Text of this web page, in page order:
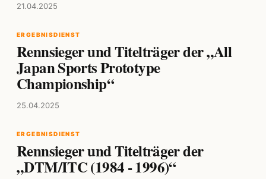
21.04.2025
ERGEBNISDIENST
Rennsieger und Titelträger der „All
Japan Sports Prototype
Championship“
25.04.2025
ERGEBNISDIENST
Rennsieger und Titelträger der
„DTM/ITC (1984 - 1996)“